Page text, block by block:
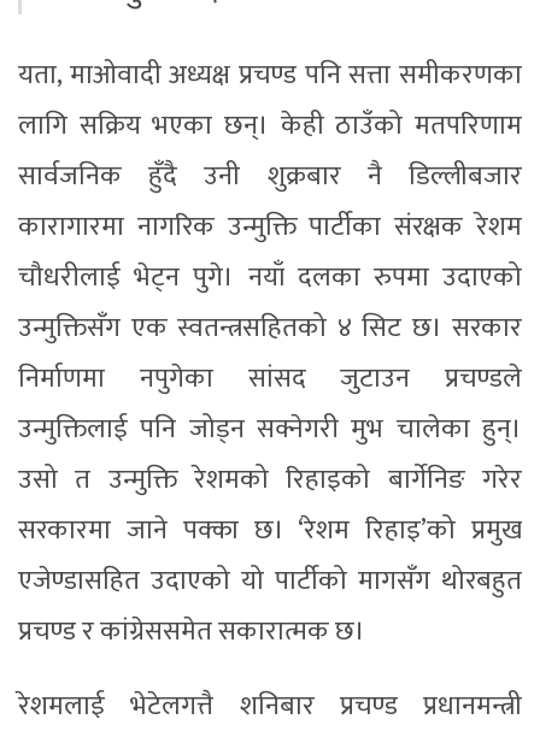
यता, माओवादी अध्यक्ष प्रचण्ड पनि सत्ता समीकरणका
लागि सक्रिय भएका छन्। केही ठाउँको मतपरिणाम
सार्वजनिक हुँदै उनी शुक्रबार नै डिल्लीबजार
कारागारमा नागरिक उन्मुक्ति पार्टीका संरक्षक रेशम
चौधरीलाई भेट्न पुगे। नयाँ दलका रुपमा उदाएको
उन्मुक्तिसँग एक स्वतन्त्रसहितको ४ सिट छ। सरकार
निर्माणमा नपुगेका सांसद जुटाउन प्रचण्डले
उन्मुक्तिलाई पनि जोड्न सक्नेगरी मुभ चालेका हुन्।
उसो त उन्मुक्ति रेशमको रिहाइको बार्गेनिङ गरेर
सरकारमा जाने पक्का छ। ‘रेशम रिहाइ’को प्रमुख
एजेण्डासहित उदाएको यो पार्टीको मागसँग थोरबहुत
प्रचण्ड र कांग्रेससमेत सकारात्मक छ।
रेशमलाई भेटेलगत्तै शनिबार प्रचण्ड प्रधानमन्त्री